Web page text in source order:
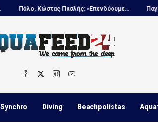
Πόλο, Κώστας Πασλής: «Επενδύουμε...
Synchro Diving Beachpolistas